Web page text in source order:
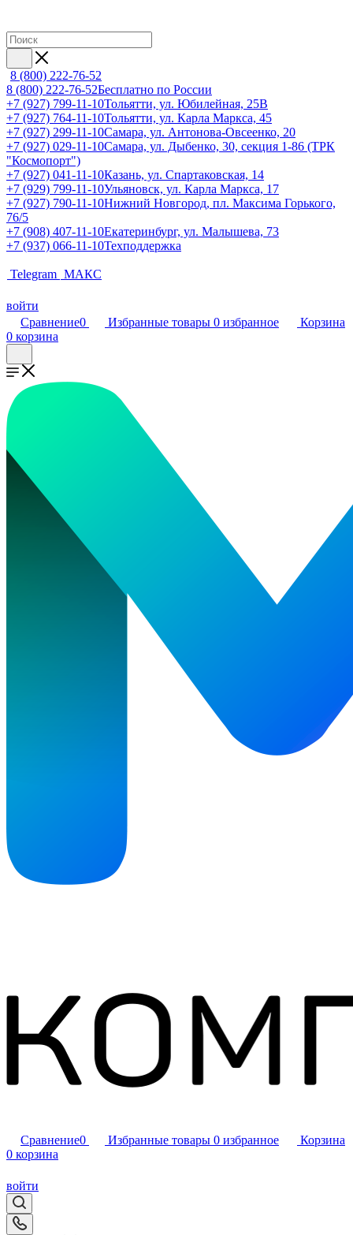
8 (800) 222-76-52
8 (800) 222-76-52Бесплатно по России
+7 (927) 799-11-10Тольятти, ул. Юбилейная, 25В
+7 (927) 764-11-10Тольятти, ул. Карла Маркса, 45
+7 (927) 299-11-10Самара, ул. Антонова-Овсеенко, 20
+7 (927) 029-11-10Самара, ул. Дыбенко, 30, секция 1-86 (ТРК
"Космопорт")
+7 (927) 041-11-10Казань, ул. Спартаковская, 14
+7 (929) 799-11-10Ульяновск, ул. Карла Маркса, 17
+7 (927) 790-11-10Нижний Новгород, пл. Максима Горького,
76/5
+7 (908) 407-11-10Екатеринбург, ул. Малышева, 73
+7 (937) 066-11-10Техподдержка
Telegram МАКС
войти
Сравнение0 Избранные товары 0 избранное
Корзина
0 корзина
Сравнение0 Избранные товары 0 избранное
Корзина
0 корзина
войти